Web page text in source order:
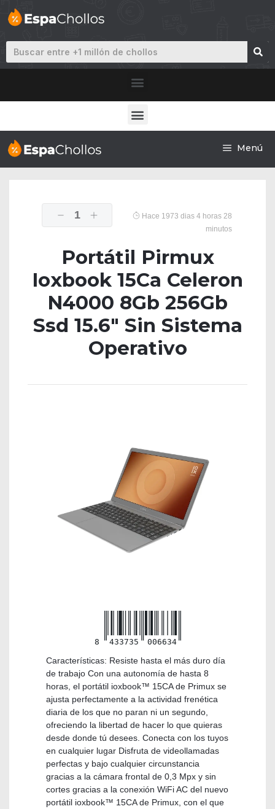
Menú
1
Hace 1973 dias 4 horas 28
minutos
Portátil Pirmux
Ioxbook 15Ca Celeron
N4000 8Gb 256Gb
Ssd 15.6″ Sin Sistema
Operativo
8 433735 006634
Características: Resiste hasta el más duro día
de trabajo Con una autonomía de hasta 8
horas, el portátil ioxbook™ 15CA de Primux se
ajusta perfectamente a la actividad frenética
diaria de los que no paran ni un segundo,
ofreciendo la libertad de hacer lo que quieras
desde donde tú desees. Conecta con los tuyos
en cualquier lugar Disfruta de videollamadas
perfectas y bajo cualquier circunstancia
gracias a la cámara frontal de 0,3 Mpx y sin
cortes gracias a la conexión WiFi AC del nuevo
portátil ioxbook™ 15CA de Primux, con el que